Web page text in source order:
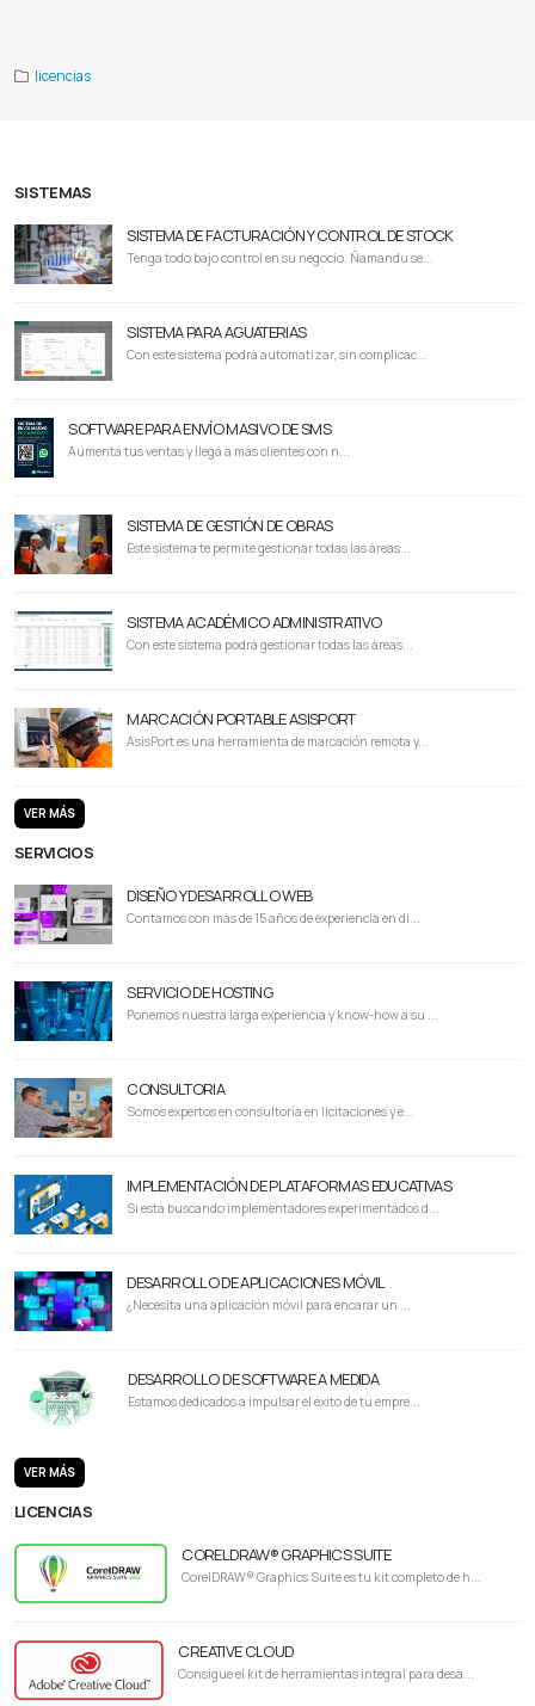
licencias
SISTEMAS
SISTEMA DE FACTURACIÓN Y CONTROL DE STOCK
Tenga todo bajo control en su negocio. Ñamandu se...
SISTEMA PARA AGUATERIAS
Con este sistema podrá automatizar, sin complicac...
SOFTWARE PARA ENVÍO MASIVO DE SMS
Aumentá tus ventas y llegá a más clientes con n...
SISTEMA DE GESTIÓN DE OBRAS
Este sistema te permite gestionar todas las áreas...
SISTEMA ACADÉMICO ADMINISTRATIVO
Con este sistema podrá gestionar todas las áreas...
MARCACIÓN PORTABLE ASISPORT
AsisPort es una herramienta de marcación remota y...
VER MÁS
SERVICIOS
DISEÑO Y DESARROLLO WEB
Contamos con más de 15 años de experiencia en di...
SERVICIO DE HOSTING
Ponemos nuestra larga experiencia y know-how a su ...
CONSULTORIA
Somos expertos en consultoría en licitaciones y e...
IMPLEMENTACIÓN DE PLATAFORMAS EDUCATIVAS
Si está buscando implementadores experimentados d...
DESARROLLO DE APLICACIONES MÓVIL
¿Necesita una aplicación móvil para encarar un ...
DESARROLLO DE SOFTWARE A MEDIDA
Estamos dedicados a impulsar el éxito de tu empre...
VER MÁS
LICENCIAS
CORELDRAW® GRAPHICS SUITE
CorelDRAW® Graphics Suite es tu kit completo de h...
CREATIVE CLOUD
Consigue el kit de herramientas integral para desa...